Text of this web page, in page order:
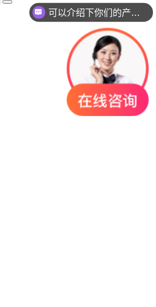
可以介绍下你们的产品么